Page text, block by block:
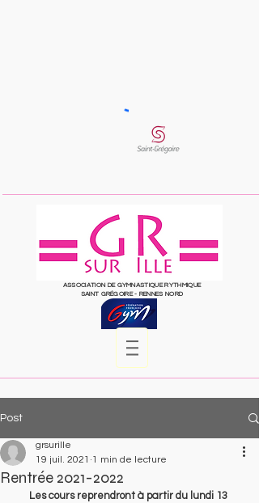
ASSOCIATION DE GYMNASTIQUE RYTHMIQUE
SAINT GRÉGOIRE- RENNES NORD
Post
Rentrée 2021-2022
grsurille
19 juil. 2021 1 min de lecture
Les cours reprendront à partir du lundi 13